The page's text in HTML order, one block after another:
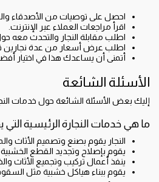
احصل على توصيات من الأصدقاء
اقرأ مراجعات العملاء عبر الإنترنت.
اطلب مقابلة النجار والتحدث معه
اطلب عرض أسعار من عدة نجارين
أتمنى أن يساعدك هذا في اختيار
الأسئلة الشائعة
إليك بعض الأسئلة الشائعة حول خدمات
ما هي خدمات النجارة الرئيسية
النجار يقوم بصنع وتصميم الأثاث
يقوم بإصلاح وتجديد القطع الخشبية
ينفذ أعمال تركيب وتجميع الأثاث
يقوم ببناء هياكل خشبية مثل